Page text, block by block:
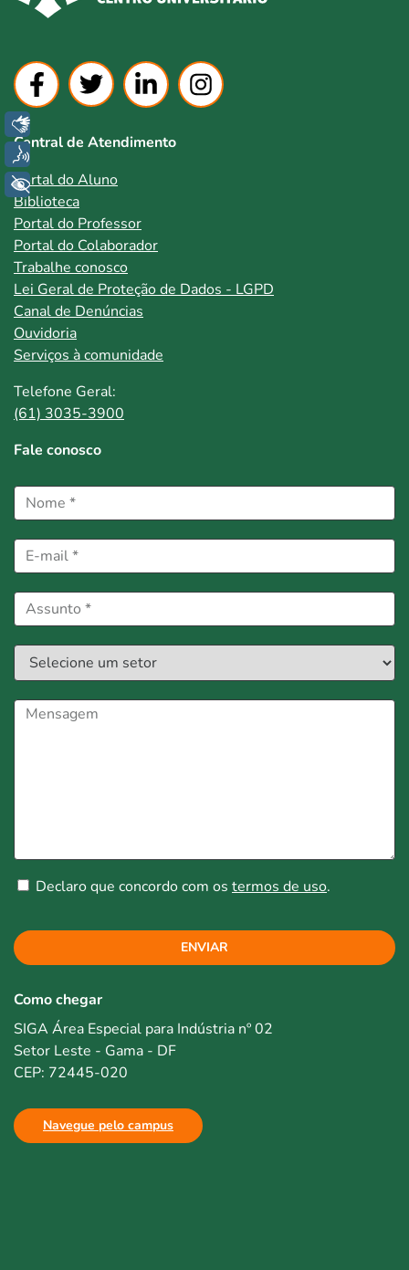
Central de Atendimento
Portal do Aluno
Biblioteca
Portal do Professor
Portal do Colaborador
Trabalhe conosco
Lei Geral de Proteção de Dados - LGPD
Canal de Denúncias
Ouvidoria
Serviços à comunidade
Telefone Geral:
(61) 3035-3900
Fale conosco
Declaro que concordo com os termos de uso.
ENVIAR
Como chegar
SIGA Área Especial para Indústria nº 02
Setor Leste - Gama - DF
CEP: 72445-020
Navegue pelo campus
Voz
+ Acessibilidade